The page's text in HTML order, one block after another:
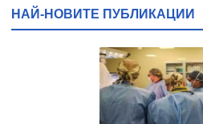
НАЙ-НОВИТЕ ПУБЛИКАЦИИ